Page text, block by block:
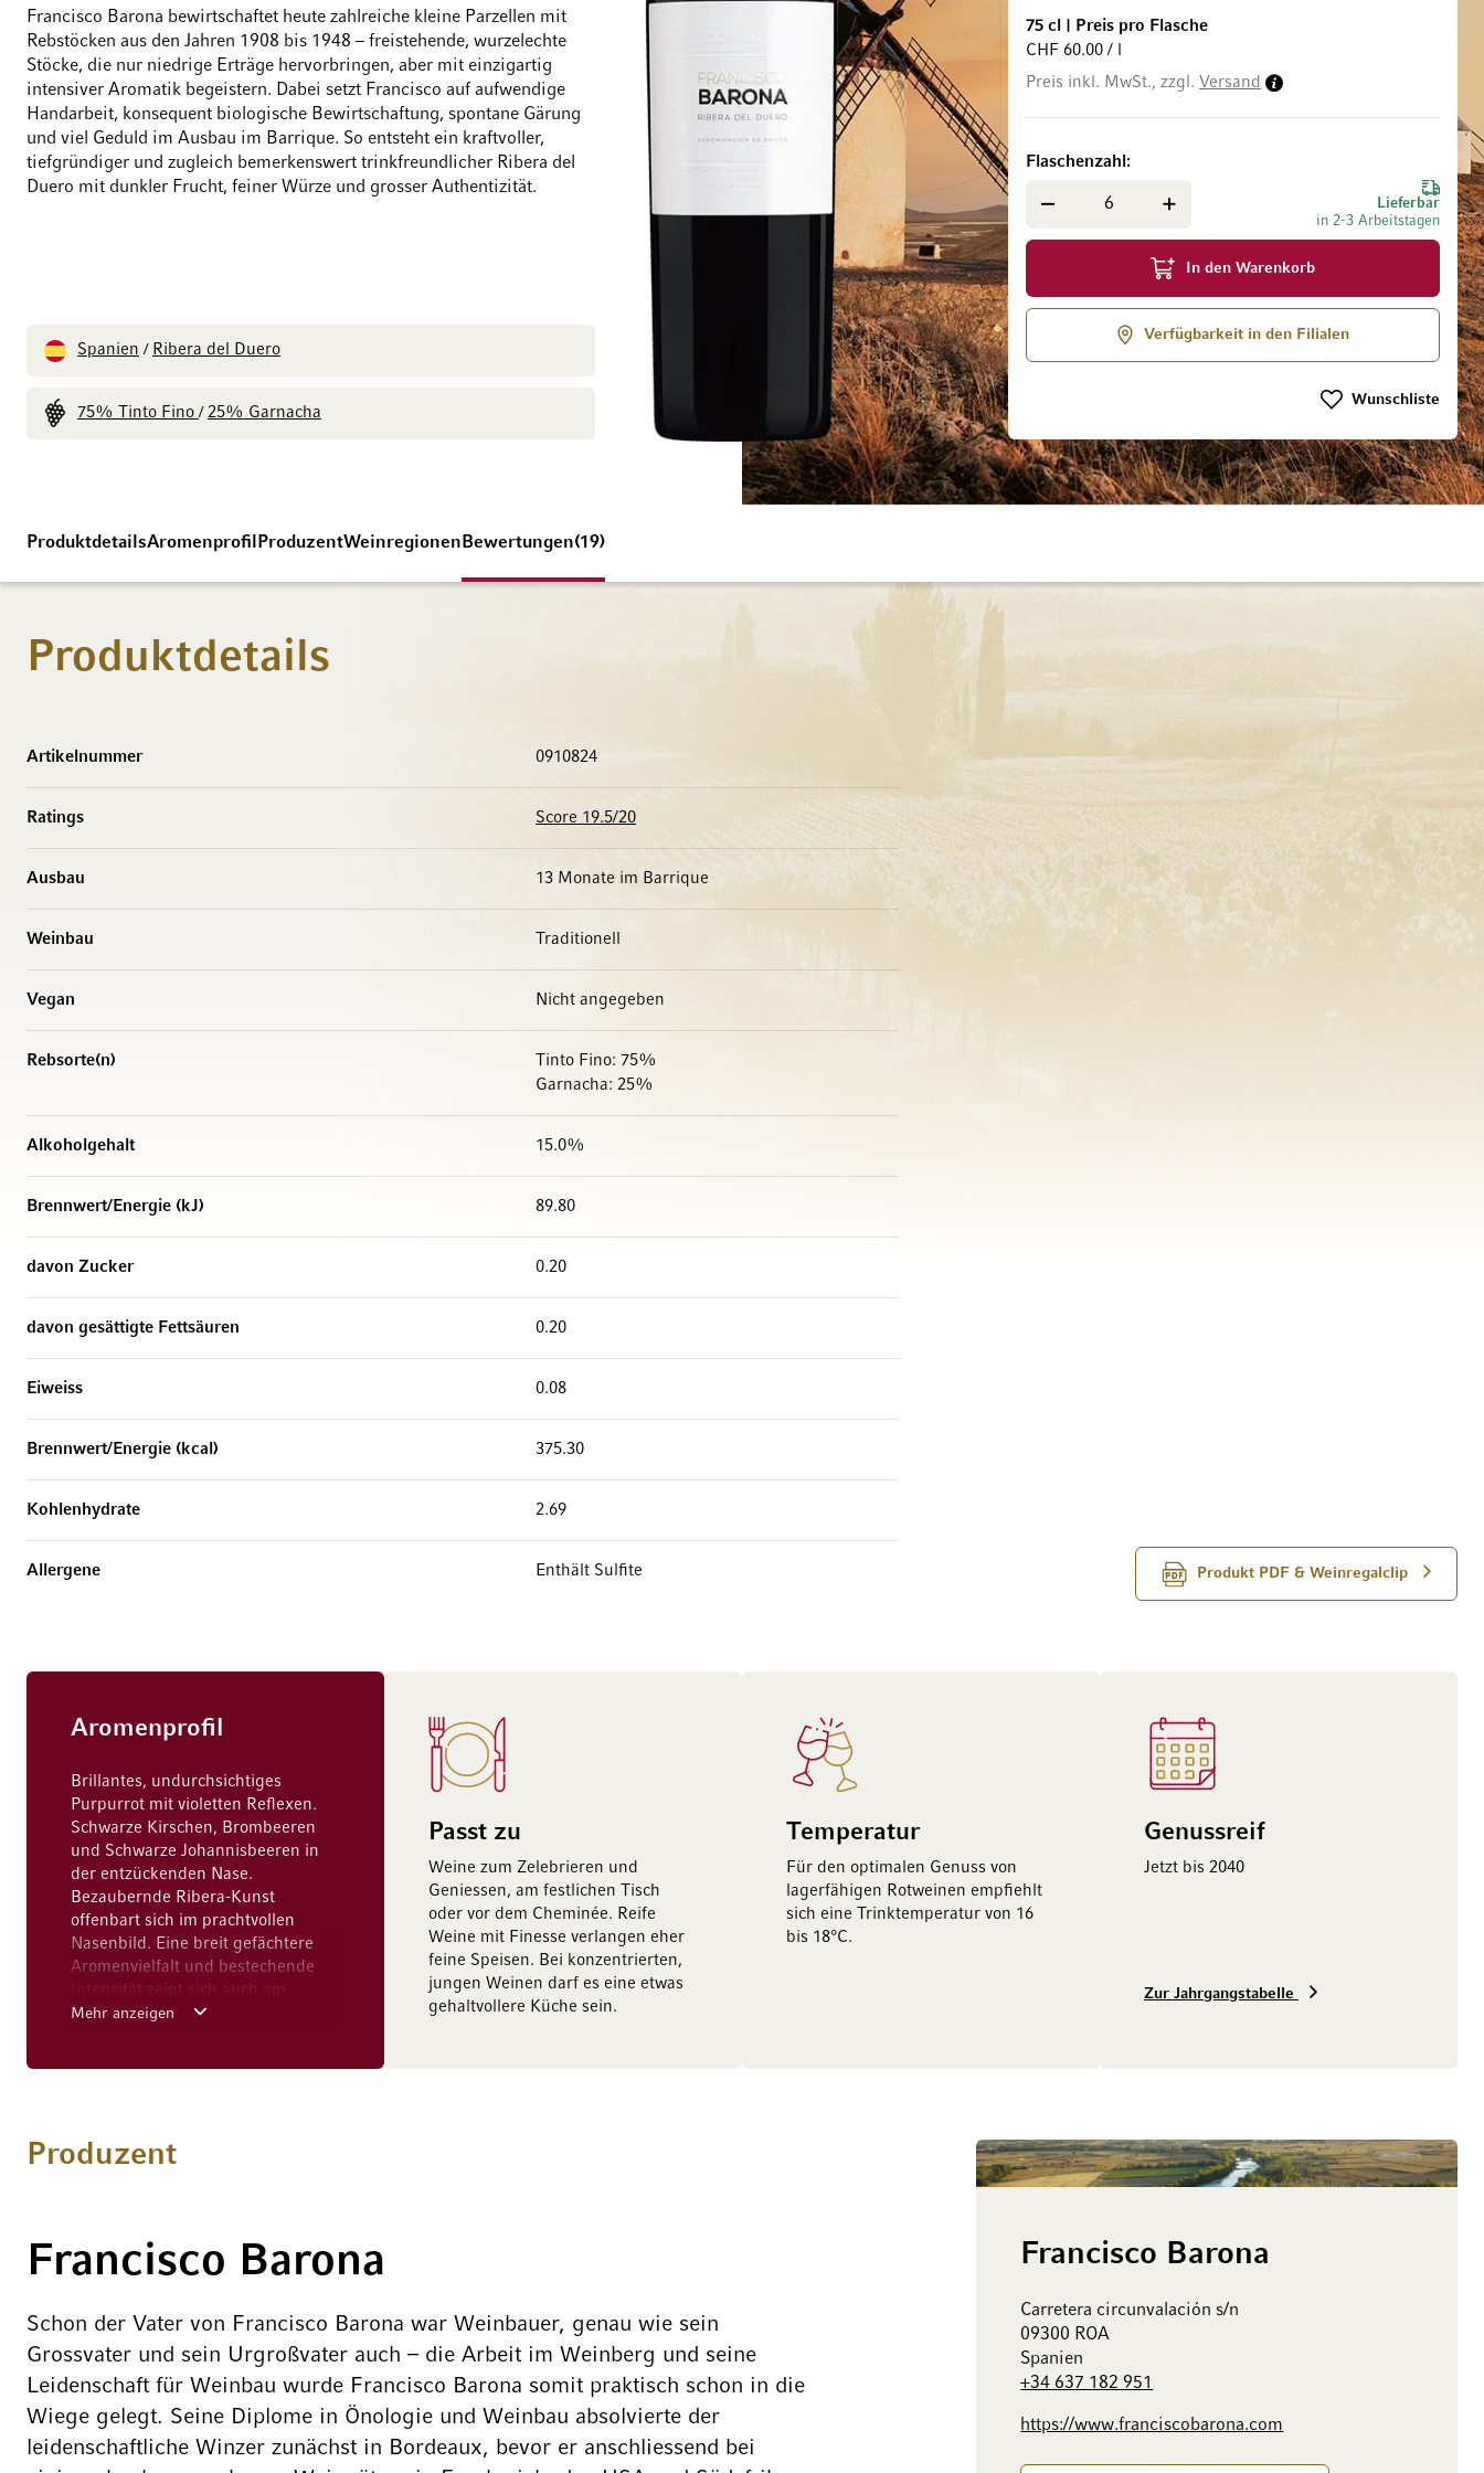
Francisco Barona bewirtschaftet heute zahlreiche kleine Parzellen mit
Rebstöcken aus den Jahren 1908 bis 1948 – freistehende, wurzelechte
Stöcke, die nur niedrige Erträge hervorbringen, aber mit einzigartig
intensiver Aromatik begeistern. Dabei setzt Francisco auf aufwendige
Handarbeit, konsequent biologische Bewirtschaftung, spontane Gärung
und viel Geduld im Ausbau im Barrique. So entsteht ein kraftvoller,
tiefgründiger und zugleich bemerkenswert trinkfreundlicher Ribera del
Duero mit dunkler Frucht, feiner Würze und grosser Authentizität.
Spanien / Ribera del Duero
75% Tinto Fino/ 25% Garnacha
75 cl
Preis pro Flasche
CHF 60.00 / l
Preis inkl. MwSt., zzgl. Versand
Lieferbar
in 2-3 Arbeitstagen
Flaschenzahl
In den Warenkorb
Verfügbarkeit in den Filialen
Wunschliste
Zum Ende der Bildgalerie springen Zum Anfang der Bildgalerie springen
ProduktdetailsAromenprofil ProduzentWeinregionen Bewertungen 19
Produktdetails
Produkt PDF & Weinregalclip
Artikelnummer 0910824
Ratings Score 19.5/20
Ausbau 13 Monate im Barrique
Weinbau Traditionell
Vegan Nicht angegeben
Rebsorte(n)
Tinto Fino: 75%
Garnacha: 25%
Alkoholgehalt 15.0%
Brennwert/Energie (kJ) 89.80
davon Zucker 0.20
davon gesättigte Fettsäuren 0.20
Eiweiss 0.08
Brennwert/Energie (kcal) 375.30
Kohlenhydrate 2.69
Allergene Enthält Sulfite
Aromenprofil
Brillantes, undurchsichtiges
Purpurrot mit violetten Reflexen.
Schwarze Kirschen, Brombeeren
und Schwarze Johannisbeeren in
der entzückenden Nase.
Bezaubernde Ribera-Kunst
offenbart sich im prachtvollen
Nasenbild. Eine breit gefächtere
Aromenvielfalt und bestechende
Intensität zeigt sich auch am
Gaumen, mit einem feinen
erlesenen Röstaromen vermählt.
Mehr anzeigen
Passt zu
Weine zum Zelebrieren und
Geniessen, am festlichen Tisch
oder vor dem Cheminée. Reife
Weine mit Finesse verlangen eher
feine Speisen. Bei konzentrierten,
jungen Weinen darf es eine etwas
gehaltvollere Küche sein.
Temperatur
Für den optimalen Genuss von
lagerfähigen Rotweinen empfiehlt
sich eine Trinktemperatur von 16
bis 18°C.
Genussreif
Jetzt bis 2040
Zur Jahrgangstabelle
Francisco Barona
Carretera circunvalación s/n
09300 ROA
Spanien
+34 637 182 951
https://www.franciscobarona.com
Produzent
Francisco Barona
Schon der Vater von Francisco Barona war Weinbauer, genau wie sein
Grossvater und sein Urgroßvater auch – die Arbeit im Weinberg und seine
Leidenschaft für Weinbau wurde Francisco Barona somit praktisch schon in die
Wiege gelegt. Seine Diplome in Önologie und Weinbau absolvierte der
leidenschaftliche Winzer zunächst in Bordeaux, bevor er anschliessend bei